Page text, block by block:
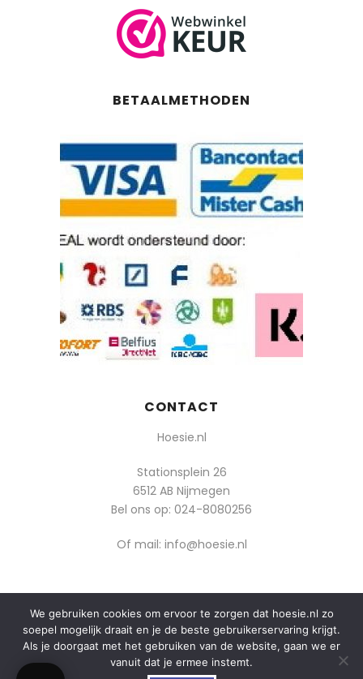
BETAALMETHODEN
CONTACT
Hoesie.nl
Stationsplein 26
6512 AB Nijmegen
Bel ons op: 024-8080256
Of mail: info@hoesie.nl
© 2014-2025 Boozt - Hoesie.nl. All rights reserved.
algemene voorwaarden
privacy
We gebruiken cookies om ervoor te zorgen dat hoesie.nl zo
soepel mogelijk draait en je de beste gebruikerservaring krijgt.
Als je doorgaat met het gebruiken van de website, gaan we er
vanuit dat je ermee instemt.